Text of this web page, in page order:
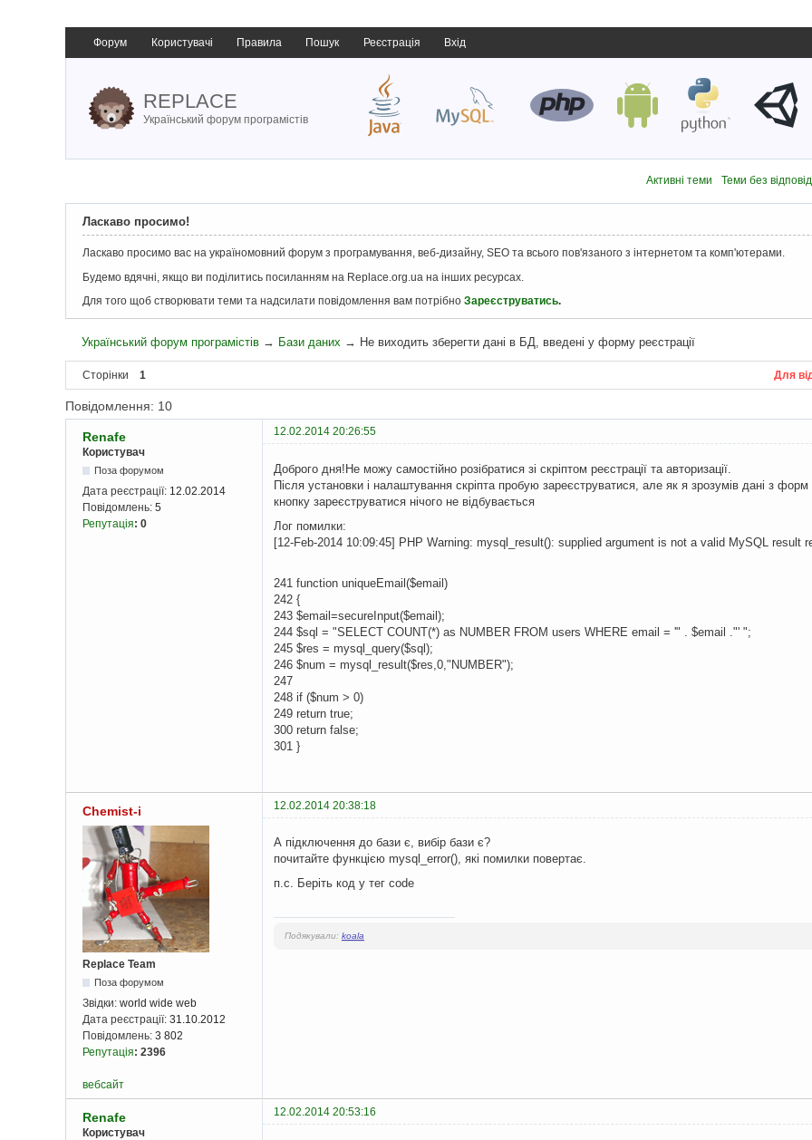
Форум Користувачі Правила Пошук Реєстрація Вхід
REPLACE
Український форум програмістів
Активні теми Теми без
Ласкаво просимо!
Ласкаво просимо вас на україномовний форум з програмування, веб-дизайну, SEO та всього пов'язаного з інтернетом та комп'ютерами.
Будемо вдячні, якщо ви поділитись посиланням на Replace.org.ua на інших ресурсах.
Для того щоб створювати теми та надсилати повідомлення вам потрібно Зареєструватись.
Український форум програмістів → Бази даних → Не виходить зберегти дані в БД, введені у форму реєстрації
Сторінки 1 Для
Повідомлення: 10
Renafe
12.02.2014 20:26:55
Користувач
Поза форумом
Дата реєстрації: 12.02.2014
Повідомлень: 5
Репутація: 0
Доброго дня!Не можу самостійно розібратися зі скріптом реєстрації та авторизації.
Після установки і налаштування скріпта пробую зареєструватися, але як я зрозумів дані з
кнопку зареєструватися нічого не відбувається
Лог помилки:
[12-Feb-2014 10:09:45] PHP Warning: mysql_result(): supplied argument is not a valid MySQL result
241 function uniqueEmail($email)
242 {
243 $email=secureInput($email);
244 $sql = "SELECT COUNT(*) as NUMBER FROM users WHERE email = '" . $email ."' ";
245 $res = mysql_query($sql);
246 $num = mysql_result($res,0,"NUMBER");
247
248 if ($num > 0)
249 return true;
300 return false;
301 }
Chemist-i 12.02.2014 20:38:18
Replace Team
Поза форумом
Звідки: world wide web
Дата реєстрації: 31.10.2012
Повідомлень: 3 802
Репутація: 2396
А підключення до бази є, вибір бази є?
почитайте функцією mysql_error(), які помилки повертає.
п.с. Беріть код у тег code
Подякували: koala
вебсайт
Renafe
12.02.2014 20:53:16
Користувач